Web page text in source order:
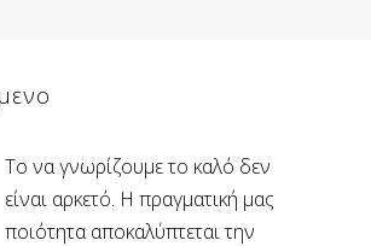
Το να γνωρίζουμε το καλό δεν
είναι αρκετό. Η πραγματική μας
ποιότητα αποκαλύπτεται την